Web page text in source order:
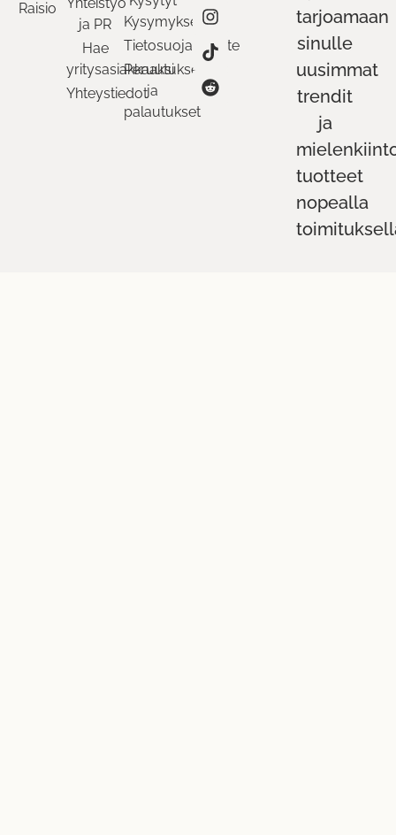
Raisio
ja PR
Hae
yritysasiakkaaksi
Yhteystiedot
Kysymykset
Tietosuojaseloste
Peruutukset
ja
palautukset
tarjoamaan
sinulle
uusimmat
trendit
ja
tuotteet
nopealla